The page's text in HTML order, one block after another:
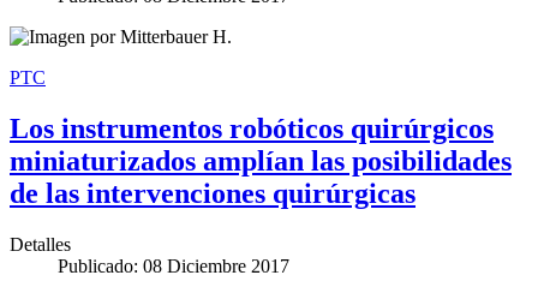
PTC
Los instrumentos robóticos quirúrgicos
miniaturizados amplían las posibilidades
de las intervenciones quirúrgicas
Detalles
Publicado: 08 Diciembre 2017